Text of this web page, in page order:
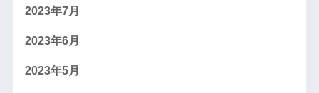
2023年7月
2023年6月
2023年5月